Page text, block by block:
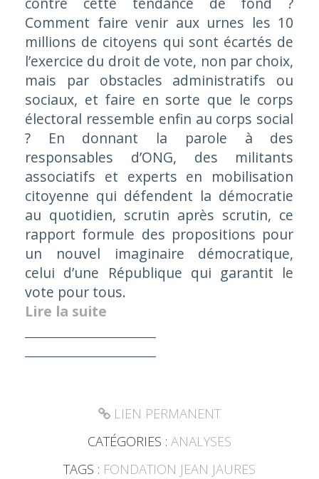
Comment faire venir aux urnes les 10
millions de citoyens qui sont écartés de
l’exercice du droit de vote, non par choix,
mais par obstacles administratifs ou
sociaux, et faire en sorte que le corps
électoral ressemble enfin au corps social
? En donnant la parole à des
responsables d’ONG, des militants
associatifs et experts en mobilisation
citoyenne qui défendent la démocratie
au quotidien, scrutin après scrutin, ce
rapport formule des propositions pour
un nouvel imaginaire démocratique,
celui d’une République qui garantit le
vote pour tous.
Lire la suite
LIEN PERMANENT
CATÉGORIES : ANALYSES
TAGS : FONDATION JEAN JAURES